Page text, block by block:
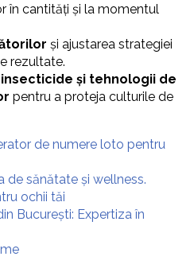
în cantități și la momentul
și ajustarea strategiei
rezultate.
și tehnologii de
pentru a proteja culturile de
de numere loto pentru
de sănătate și wellness.
ochii tăi
București: Expertiza în